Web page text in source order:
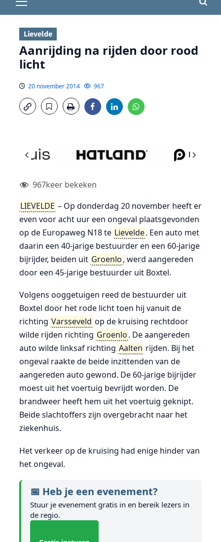
menu
Lievelde
Aanrijding na rijden door rood
licht
20 november 2014 967
967keer bekeken
LIEVELDE – Op donderdag 20 november heeft er
even voor acht uur een ongeval plaatsgevonden
op de Europaweg N18 te Lievelde. Een auto met
daarin een 40-jarige bestuurder en een 60-jarige
bijrijder, beiden uit Groenlo, werd aangereden
door een 45-jarige bestuurder uit Boxtel.
Volgens ooggetuigen reed de bestuurder uit
Boxtel door het rode licht toen hij vanuit de
richting Varsseveld op de kruising rechtdoor
wilde rijden richting Groenlo. De aangereden
auto wilde linksaf richting Aalten rijden. Bij het
ongeval raakte de beide inzittenden van de
aangereden auto gewond. De 60-jarige bijrijder
moest uit het voertuig bevrijdt worden. De
brandweer heeft hem uit het voertuig geknipt.
Beide slachtoffers zijn overgebracht naar het
ziekenhuis.
Het verkeer op de kruising had enige hinder van
het ongeval.
📅 Heb je een evenement?
Stuur je evenement gratis in en bereik lezers in
de regio.